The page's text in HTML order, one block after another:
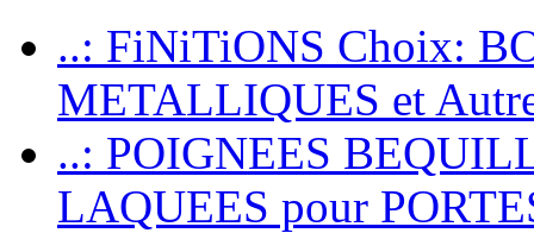
..: FiNiTiONS Choix:
METALLIQUES et
..: POIGNEES
LAQUEES pour